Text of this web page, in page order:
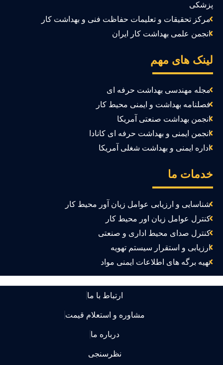
مرکز تحقیقات و تعلیمات حفاظت فنی و بهداشت کار
انجمن علمی بهداشت کار ایران
های مهم
مجله مهندسی بهداشت حرفه ای
فصلنامه بهداشت و ایمنی محیط کار
انجمن بهداشت صنعتی آمریکا
انجمن ایمنی و بهداشت حرفه ای کانادا
اداره ایمنی و بهداشت شغلی آمریکا
ما
شناسایی و ارزیابی عوامل زیان آور محیط کار
کنترل عوامل زیان اور محیط کار
کنترل صدای محیط اداری و صنعتی
ارزیابی و استقرار سیستم تهویه
تهیه برگه های اطلاعات ایمنی مواد
ارتباط با ما
مشاوره و استعلام قیمت
درباره ما
نظرسنجی